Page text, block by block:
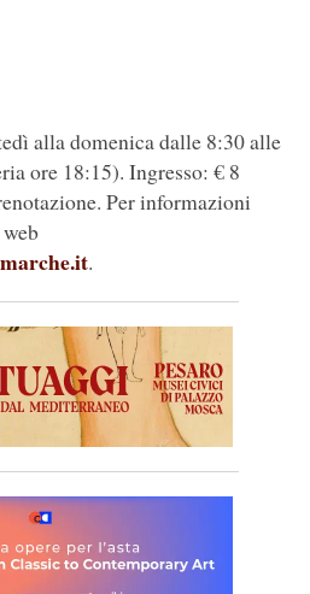
alla domenica dalle 8:30 alle
ore 18:15). Ingresso: € 8
Per informazioni
.